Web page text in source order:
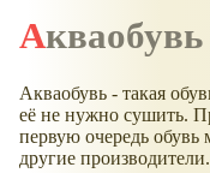
Акваобувь
Акваобувь - такая
её не нужно сушить.
первую очередь
другие